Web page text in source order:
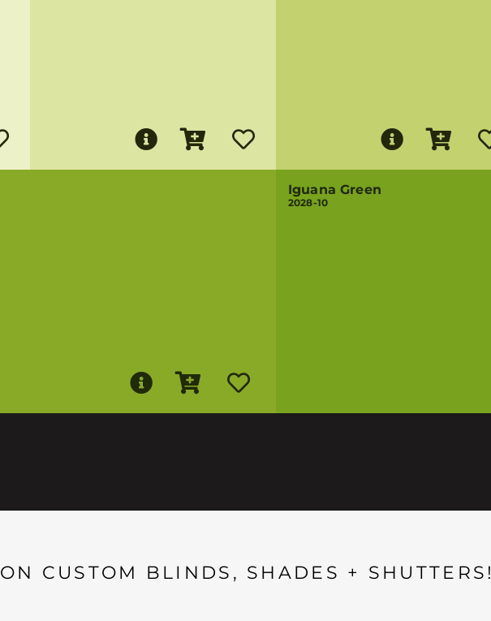
Iguana Green
2028-10
ON CUSTOM BLINDS, SHADES + SHUTTERS!